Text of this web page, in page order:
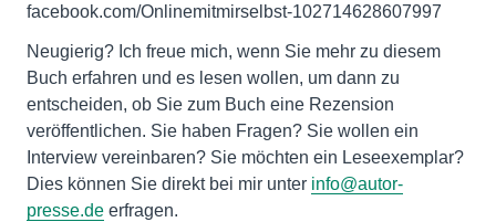
facebook.com/Onlinemitmirselbst-102714628607997
Neugierig? Ich freue mich, wenn Sie mehr zu diesem
Buch erfahren und es lesen wollen, um dann zu
entscheiden, ob Sie zum Buch eine Rezension
veröffentlichen. Sie haben Fragen? Sie wollen ein
Interview vereinbaren? Sie möchten ein Leseexemplar?
Dies können Sie direkt bei mir unter info@autor-
presse.de erfragen.